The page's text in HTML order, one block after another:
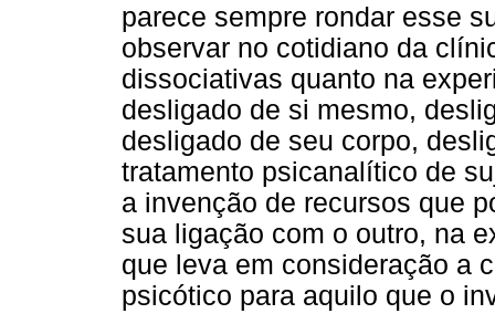
parece sempre rondar esse
observar no cotidiano da
dissociativas quanto na
desligado de si mesmo,
desligado de seu corpo,
tratamento psicanalítico de
a invenção de recursos que
sua ligação com o outro, na
que leva em consideração a
psicótico para aquilo que o